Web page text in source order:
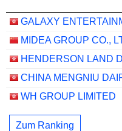
MIDEA GROUP CO.,
WH GROUP LIMITED
Zum Ranking